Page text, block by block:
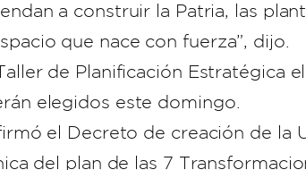
a construir la Patria, las
que nace con fuerza”, dijo.
de Planificación Estratégica
elegidos este domingo.
el Decreto de creación de la
del plan de las 7